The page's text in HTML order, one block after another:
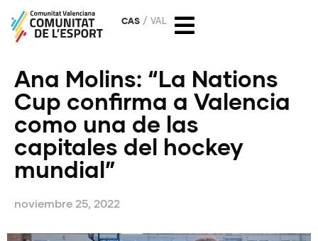
CAS VAL
Ana Molins: “La Nations
Cup confirma a Valencia
como una de las
capitales del hockey
mundial”
noviembre 25, 2022